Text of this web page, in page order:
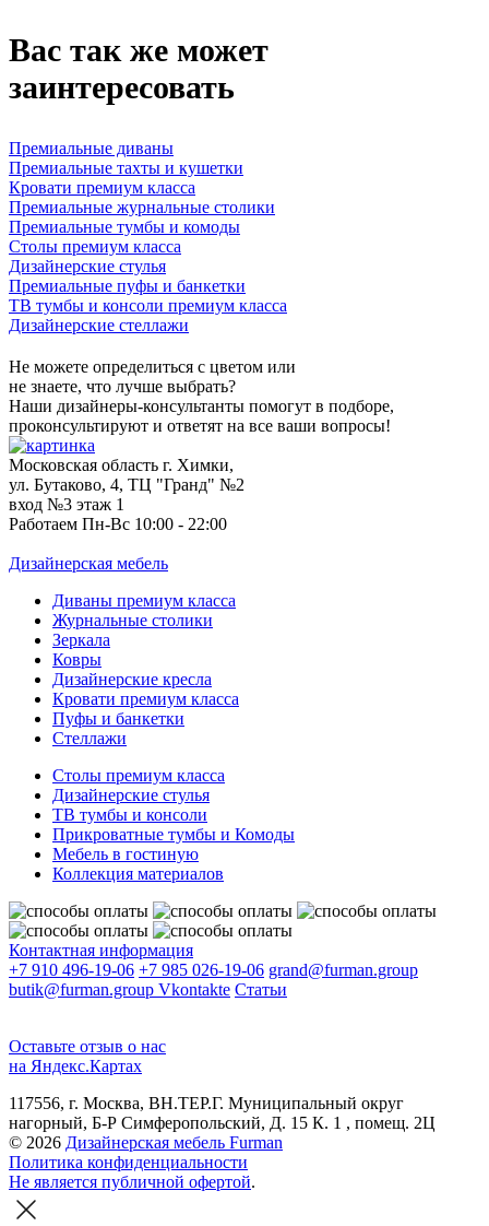
Вас так же может
заинтересовать
Премиальные диваны
Премиальные тахты и кушетки
Кровати премиум класса
Премиальные журнальные столики
Премиальные тумбы и комоды
Столы премиум класса
Дизайнерские стулья
Премиальные пуфы и банкетки
ТВ тумбы и консоли премиум класса
Дизайнерские стеллажи
Не можете определиться с цветом или
не знаете, что лучше выбрать?
Наши дизайнеры-консультанты помогут в подборе,
проконсультируют и ответят на все ваши вопросы!
Московская область г. Химки,
ул. Бутаково, 4, ТЦ "Гранд" №2
вход №3 этаж 1
Работаем Пн-Вс 10:00 - 22:00
Дизайнерская мебель
Диваны премиум класса
Журнальные столики
Зеркала
Ковры
Дизайнерские кресла
Кровати премиум класса
Пуфы и банкетки
Стеллажи
Столы премиум класса
Дизайнерские стулья
ТВ тумбы и консоли
Прикроватные тумбы и Комоды
Мебель в гостиную
Коллекция материалов
Контактная информация
+7 910 496-19-06 +7 985 026-19-06 grand@furman.group
butik@furman.group Vkontakte Статьи
Оставьте отзыв о нас
на Яндекс.Картах
117556, г. Москва, ВН.ТЕР.Г. Муниципальный округ
нагорный, Б-Р Симферопольский, Д. 15 К. 1 , помещ. 2Ц
© 2026 Дизайнерская мебель Furman
Политика конфиденциальности
Не является публичной офертой.